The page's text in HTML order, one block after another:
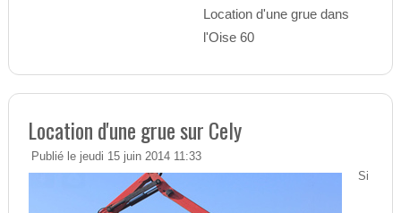
Location d'une grue dans
l'Oise 60
Location d'une grue sur Cely
Publié le jeudi 15 juin 2014 11:33
Si